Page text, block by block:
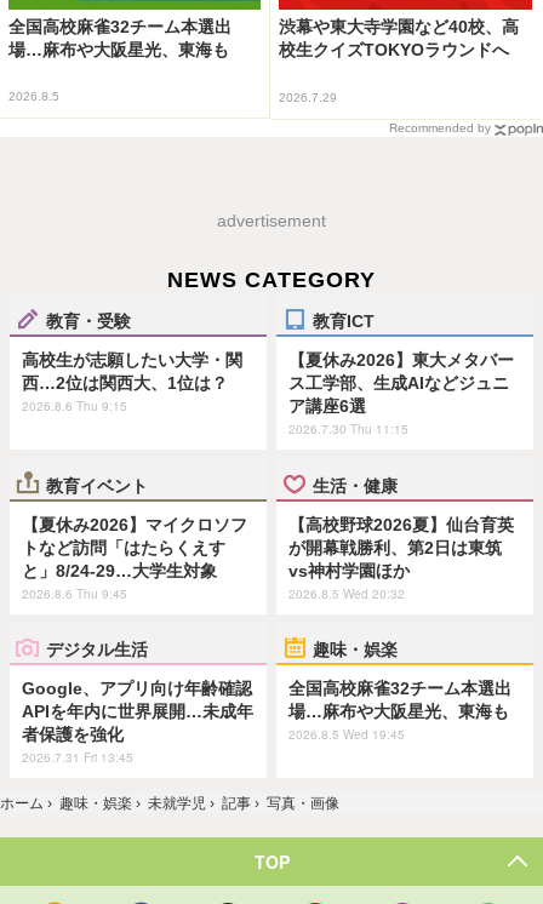
全国高校麻雀32チーム本選出
場…麻布や大阪星光、東海も
2026.8.5
渋幕や東大寺学園など40校、高
校生クイズTOKYOラウンドへ
2026.7.29
Recommended by
advertisement
NEWS CATEGORY
教育・受験
高校生が志願したい大学・関
西…2位は関西大、1位は？
2026.8.6 Thu 9:15
教育ICT
【夏休み2026】東大メタバー
ス工学部、生成AIなどジュニ
ア講座6選
2026.7.30 Thu 11:15
教育イベント
【夏休み2026】マイクロソフ
トなど訪問「はたらくえす
と」8/24-29…大学生対象
2026.8.6 Thu 9:45
生活・健康
【高校野球2026夏】仙台育英
が開幕戦勝利、第2日は東筑
vs神村学園ほか
2026.8.5 Wed 20:32
デジタル生活
Google、アプリ向け年齢確認
APIを年内に世界展開…未成年
者保護を強化
2026.7.31 Fri 13:45
趣味・娯楽
全国高校麻雀32チーム本選出
場…麻布や大阪星光、東海も
2026.8.5 Wed 19:45
ホーム › 趣味・娯楽 › 未就学児 › 記事 › 写真・画像
TOP